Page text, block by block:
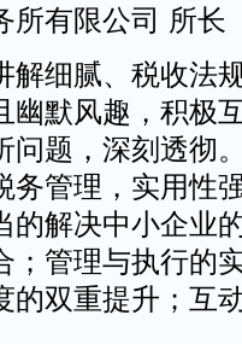
有限公司 所长
解细腻、税收法
幽默风趣，积极
问题，深刻透彻
务管理，实用性
的解决中小企业
；管理与执行的
的双重提升；互